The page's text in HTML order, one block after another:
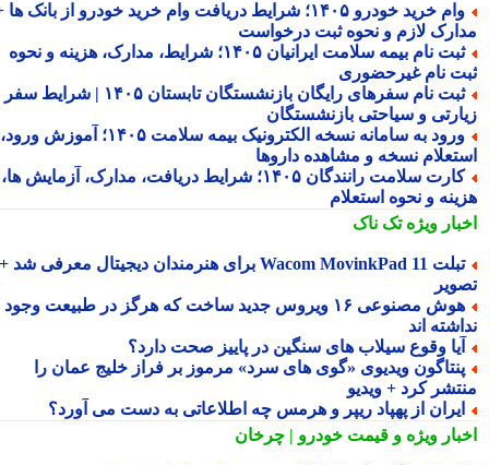
وام خرید خودرو ۱۴۰۵؛ شرایط دریافت وام خرید خودرو از بانک ها +
لازم و نحوه ثبت درخواست
ثبت نام بیمه سلامت ایرانیان ۱۴۰۵؛ شرایط، مدارک، هزینه و نحوه
نام غیرحضوری
ثبت نام سفرهای رایگان بازنشستگان تابستان ۱۴۰۵ | شرایط سفر
و سیاحتی بازنشستگان
ورود به سامانه نسخه الکترونیک بیمه سلامت ۱۴۰۵؛ آموزش ورود،
نسخه و مشاهده داروها
کارت سلامت رانندگان ۱۴۰۵؛ شرایط دریافت، مدارک، آزمایش ها،
و نحوه استعلام
ویژهتک ناک
تبلت Wacom MovinkPad 11 برای هنرمندان دیجیتال معرفی شد +
هوش مصنوعی ۱۶ ویروس جدید ساخت که هرگز در طبیعت وجود
اند
وقوع سیلاب های سنگین در پاییز صحت دارد؟
ویدیوی «گوی های سرد» مرموز بر فراز خلیج عمان را
کرد + ویدیو
از پهپاد ریپر و هرمس چه اطلاعاتی به دست می آورد؟
ویژهو قیمت خودرو | چرخان